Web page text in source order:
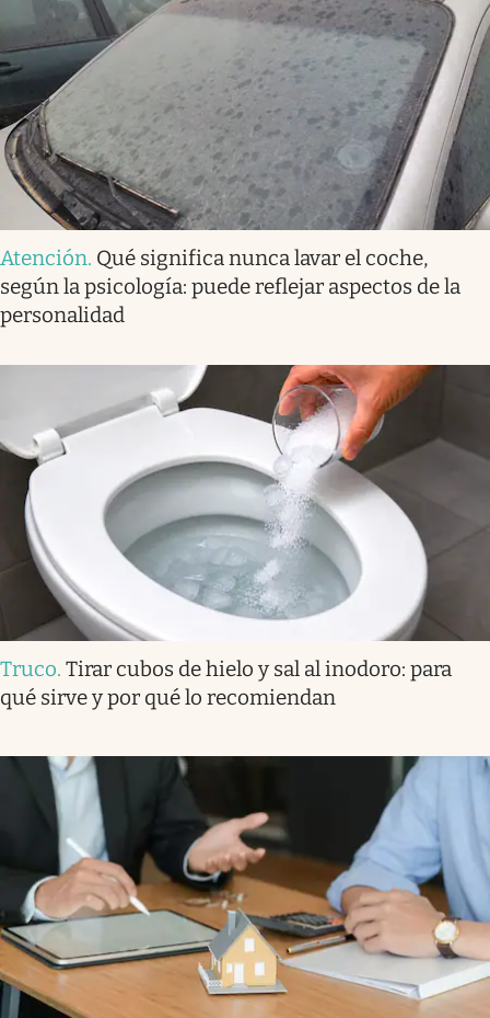
Atención. Qué significa nunca lavar el coche,
según la psicología: puede reflejar aspectos de la
personalidad
Truco. Tirar cubos de hielo y sal al inodoro: para
qué sirve y por qué lo recomiendan